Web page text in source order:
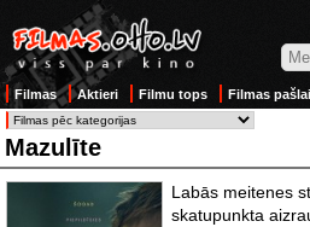
Filmas Aktieri Filmu tops Filmas
Mazulīte
Labās meitenes
skatupunkta